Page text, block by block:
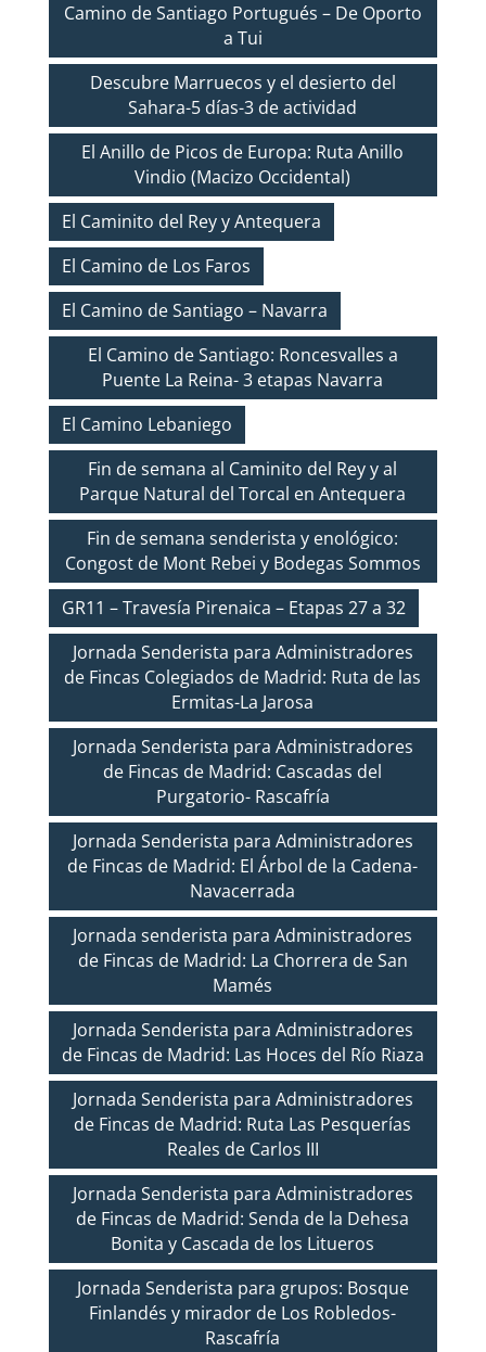
Camino de Santiago Portugués – De Oporto
a Tui
Descubre Marruecos y el desierto del
Sahara-5 días-3 de actividad
El Anillo de Picos de Europa: Ruta Anillo
Vindio (Macizo Occidental)
El Caminito del Rey y Antequera
El Camino de Los Faros
El Camino de Santiago – Navarra
El Camino de Santiago: Roncesvalles a
Puente La Reina- 3 etapas Navarra
El Camino Lebaniego
Fin de semana al Caminito del Rey y al
Parque Natural del Torcal en Antequera
Fin de semana senderista y enológico:
Congost de Mont Rebei y Bodegas Sommos
GR11 – Travesía Pirenaica – Etapas 27 a 32
Jornada Senderista para Administradores
de Fincas Colegiados de Madrid: Ruta de las
Ermitas-La Jarosa
Jornada Senderista para Administradores
de Fincas de Madrid: Cascadas del
Purgatorio- Rascafría
Jornada Senderista para Administradores
de Fincas de Madrid: El Árbol de la Cadena-
Navacerrada
Jornada senderista para Administradores
de Fincas de Madrid: La Chorrera de San
Mamés
Jornada Senderista para Administradores
de Fincas de Madrid: Las Hoces del Río Riaza
Jornada Senderista para Administradores
de Fincas de Madrid: Ruta Las Pesquerías
Reales de Carlos III
Jornada Senderista para Administradores
de Fincas de Madrid: Senda de la Dehesa
Bonita y Cascada de los Litueros
Jornada Senderista para grupos: Bosque
Finlandés y mirador de Los Robledos-
Rascafría